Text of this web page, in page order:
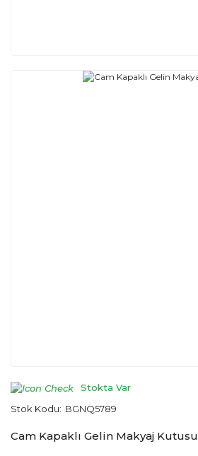
Stokta Var
Stok Kodu: BGNQ5789
Cam Kapaklı Gelin Makyaj Kutusu